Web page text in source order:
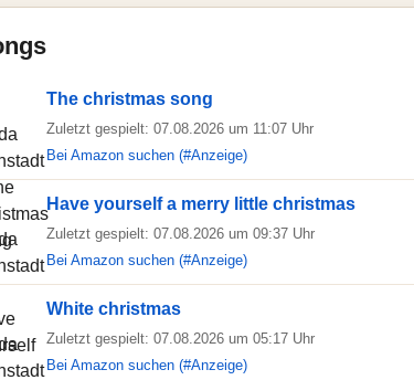
The christmas song
Zuletzt gespielt: 07.08.2026 um 11:07 Uhr
Bei Amazon suchen (#Anzeige)
Have yourself a merry little christmas
Zuletzt gespielt: 07.08.2026 um 09:37 Uhr
Bei Amazon suchen (#Anzeige)
White christmas
Zuletzt gespielt: 07.08.2026 um 05:17 Uhr
Bei Amazon suchen (#Anzeige)